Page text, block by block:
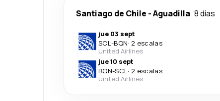
Santiago de Chile -Aguadilla 8 días
jue 03 sept
SCL-BQN· 2 escalas
United Airlines
jue 10 sept
BQN-SCL· 2 escalas
United Airlines